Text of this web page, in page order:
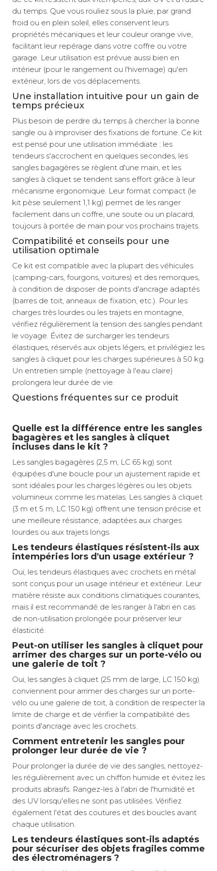
du temps. Que vous rouliez sous la pluie, par grand
froid ou en plein soleil, elles conservent leurs
propriétés mécaniques et leur couleur orange vive,
facilitant leur repérage dans votre coffre ou votre
garage. Leur utilisation est prévue aussi bien en
intérieur (pour le rangement ou l'hivernage) qu'en
extérieur, lors de vos déplacements.
Une installation intuitive pour un gain de
temps précieux
Plus besoin de perdre du temps à chercher la bonne
sangle ou à improviser des fixations de fortune. Ce kit
est pensé pour une utilisation immédiate : les
tendeurs s'accrochent en quelques secondes, les
sangles bagagères se règlent d'une main, et les
sangles à cliquet se tendent sans effort grâce à leur
mécanisme ergonomique. Leur format compact (le
kit pèse seulement 1,1 kg) permet de les ranger
facilement dans un coffre, une soute ou un placard,
toujours à portée de main pour vos prochains trajets.
Compatibilité et conseils pour une
utilisation optimale
Ce kit est compatible avec la plupart des véhicules
(camping-cars, fourgons, voitures) et des remorques,
à condition de disposer de points d'ancrage adaptés
(barres de toit, anneaux de fixation, etc.). Pour les
charges très lourdes ou les trajets en montagne,
vérifiez régulièrement la tension des sangles pendant
le voyage. Évitez de surcharger les tendeurs
élastiques, réservés aux objets légers, et privilégiez les
sangles à cliquet pour les charges supérieures à 50 kg.
Un entretien simple (nettoyage à l'eau claire)
prolongera leur durée de vie.
Questions fréquentes sur ce produit
Quelle est la différence entre les sangles
bagagères et les sangles à cliquet
incluses dans le kit ?
Les sangles bagagères (2,5 m, LC 65 kg) sont
équipées d'une boucle pour un ajustement rapide et
sont idéales pour les charges légères ou les objets
volumineux comme les matelas. Les sangles à cliquet
(3 m et 5 m, LC 150 kg) offrent une tension précise et
une meilleure résistance, adaptées aux charges
lourdes ou aux trajets longs.
Les tendeurs élastiques résistent-ils aux
intempéries lors d'un usage extérieur ?
Oui, les tendeurs élastiques avec crochets en métal
sont conçus pour un usage intérieur et extérieur. Leur
matière résiste aux conditions climatiques courantes,
mais il est recommandé de les ranger à l'abri en cas
de non-utilisation prolongée pour préserver leur
élasticité.
Peut-on utiliser les sangles à cliquet pour
arrimer des charges sur un porte-vélo ou
une galerie de toit ?
Oui, les sangles à cliquet (25 mm de large, LC 150 kg)
conviennent pour arrimer des charges sur un porte-
vélo ou une galerie de toit, à condition de respecter la
limite de charge et de vérifier la compatibilité des
points d'ancrage avec les crochets.
Comment entretenir les sangles pour
prolonger leur durée de vie ?
Pour prolonger la durée de vie des sangles, nettoyez-
les régulièrement avec un chiffon humide et évitez les
produits abrasifs. Rangez-les à l'abri de l'humidité et
des UV lorsqu'elles ne sont pas utilisées. Vérifiez
également l'état des coutures et des boucles avant
chaque utilisation.
Les tendeurs élastiques sont-ils adaptés
pour sécuriser des objets fragiles comme
des électroménagers ?